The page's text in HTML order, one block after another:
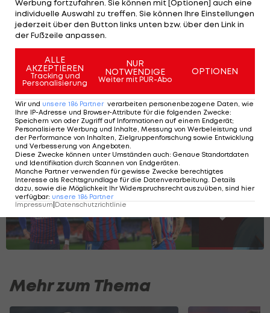
Konkret wird Asllani bei den "Blaugrana" als
Nachfolger vonRobert Lewandowski
Der 37-jährige Pole soll zu einem Abschied im
Sommer tendieren.
Schon vergessen? Diese Stars kickten
für Barca!
SLIDESHOW
STARTEN
Mehr zum Thema
Werbung fortzufahren. Sie können mit [Optionen] auch eine
individuelle Auswahl zu treffen. Sie können Ihre Einstellungen
jederzeit über den Button links unten bzw. über den Link in
der Fußzeile anpassen.
ALLE
AKZEPTIEREN
Tracking und
Personalisierung
NUR
NOTWENDIGE
Weiter mit PUR-Abo
OPTIONEN
Wir und unsere 186 Partner verarbeiten personenbezogene Daten, wie
Ihre IP-Adresse und Browser-Attribute für die folgenden Zwecke:
Speichern von oder Zugriff auf Informationen auf einem Endgerät;
Personalisierte Werbung und Inhalte, Messung von Werbeleistung und
der Performance von Inhalten, Zielgruppenforschung sowie Entwicklung
und Verbesserung von Angeboten.
Diese Zwecke können unter Umständen auch: Genaue Standortdaten
und Identifikation durch Scannen von Endgeräten.
Manche Partner verwenden für gewisse Zwecke berechtigtes
Interesse als Rechtsgrundlage für die Datenverarbeitung. Details
dazu, sowie die Möglichkeit Ihr Widerspruchsrecht auszuüben, sind hier
verfügbar: unsere 186 Partner
Impressum Datenschutzrichtlinie